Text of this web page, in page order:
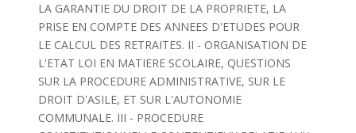
LA GARANTIE DU DROIT DE LA PROPRIETE, LA
PRISE EN COMPTE DES ANNEES D'ETUDES POUR
LE CALCUL DES RETRAITES. II - ORGANISATION DE
L'ETAT LOI EN MATIERE SCOLAIRE, QUESTIONS
SUR LA PROCEDURE ADMINISTRATIVE, SUR LE
DROIT D'ASILE, ET SUR L'AUTONOMIE
COMMUNALE. III - PROCEDURE